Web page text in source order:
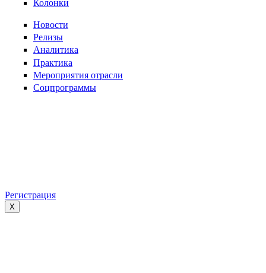
Колонки
Новости
Релизы
Аналитика
Практика
Мероприятия отрасли
Соцпрограммы
Регистрация
X